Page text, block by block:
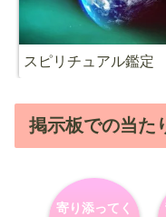
スピリチュアル鑑定
掲示板での当た
寄り添ってく